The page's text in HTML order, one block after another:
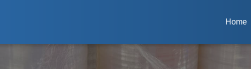
Home
(current)